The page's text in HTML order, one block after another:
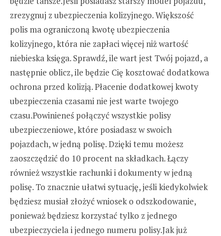
zrezygnuj z ubezpieczenia kolizyjnego. Większość
polis ma ograniczoną kwotę ubezpieczenia
kolizyjnego, która nie zapłaci więcej niż wartość
niebieska księga. Sprawdź, ile wart jest Twój pojazd, a
następnie oblicz, ile będzie Cię kosztować dodatkowa
ochrona przed kolizją. Płacenie dodatkowej kwoty
ubezpieczenia czasami nie jest warte twojego
czasu.Powinieneś połączyć wszystkie polisy
ubezpieczeniowe, które posiadasz w swoich
pojazdach, w jedną polisę. Dzięki temu możesz
zaoszczędzić do 10 procent na składkach. Łączy
również wszystkie rachunki i dokumenty w jedną
polisę. To znacznie ułatwi sytuację, jeśli kiedykolwiek
będziesz musiał złożyć wniosek o odszkodowanie,
ponieważ będziesz korzystać tylko z jednego
ubezpieczyciela i jednego numeru polisy.Jak już